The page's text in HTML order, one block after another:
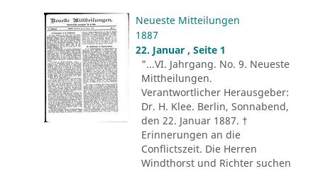
Neueste Mitteilungen
1887
22. Januar , Seite 1
"...VI. Jahrgang. No. 9. Neueste
Mittheilungen.
Verantwortlicher Herausgeber:
Dr. H. Klee. Berlin, Sonnabend,
den 22. Januar 1887. †
Erinnerungen an die
Conflictszeit. Die Herren
Windthorst und Richter suchen